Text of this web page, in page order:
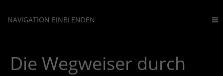
NAVIGATION EINBLENDEN
Die Wegweiser durch